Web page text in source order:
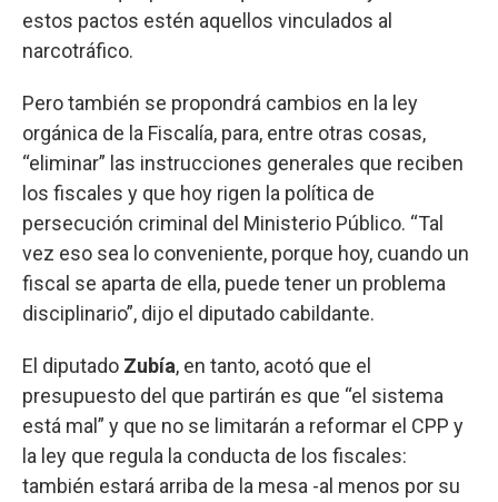
estos pactos estén aquellos vinculados al
narcotráfico.
Pero también se propondrá cambios en la ley
orgánica de la Fiscalía, para, entre otras cosas,
“eliminar” las instrucciones generales que reciben
los fiscales y que hoy rigen la política de
persecución criminal del Ministerio Público. “Tal
vez eso sea lo conveniente, porque hoy, cuando un
fiscal se aparta de ella, puede tener un problema
disciplinario”, dijo el diputado cabildante.
El diputado Zubía, en tanto, acotó que el
presupuesto del que partirán es que “el sistema
está mal” y que no se limitarán a reformar el CPP y
la ley que regula la conducta de los fiscales:
también estará arriba de la mesa -al menos por su